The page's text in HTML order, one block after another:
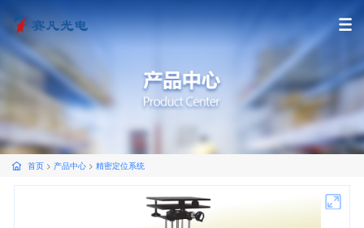
首页 > 产品中心 > 精密定位系统